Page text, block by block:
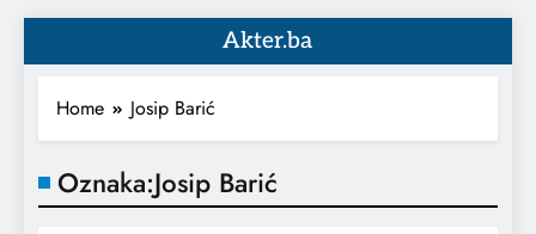
Akter.ba
Home Josip Barić
Oznaka:Josip Barić